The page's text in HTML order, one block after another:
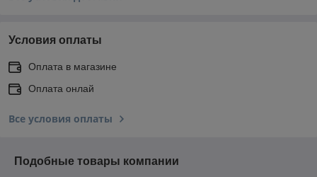
Условия оплаты
Оплата в магазине
Оплата онлай
Все условия оплаты
Подобные товары компании